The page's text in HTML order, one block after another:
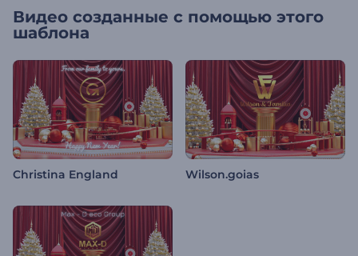
Видео созданные с помощью этого
шаблона
Christina England Wilson.goias